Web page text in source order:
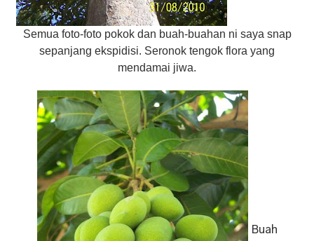
Semua foto-foto pokok dan buah-buahan ni saya snap
sepanjang ekspidisi. Seronok tengok flora yang
mendamai jiwa.
Buah